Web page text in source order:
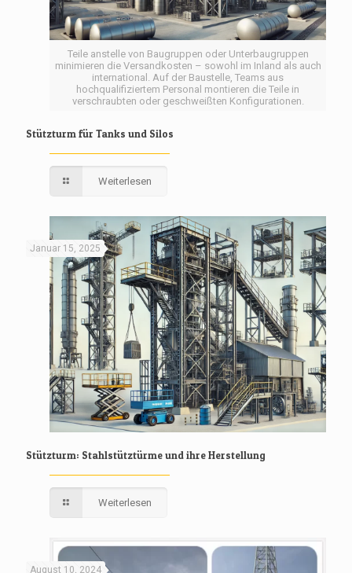
Teile anstelle von Baugruppen oder Unterbaugruppen
minimieren die Versandkosten – sowohl im Inland als auch
international. Auf der Baustelle, Teams aus
hochqualifiziertem Personal montieren die Teile in
verschraubten oder geschweißten Konfigurationen.
Stützturm für Tanks und Silos
Weiterlesen
Januar 15, 2025
Stützturm: Stahlstütztürme und ihre Herstellung
Weiterlesen
August 10, 2024